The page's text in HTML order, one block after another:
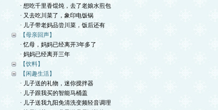
· 想吃千里香馄饨，去了老娘水煎包
· 又去吃川菜了，象印电饭锅
· 儿子带老妈品尝川菜，饭后还有
【母亲回声】
· 忆母，妈妈已经离开3年多了
· 妈妈已经离开三年
【饮料】
【闲趣生活】
· 儿子送的礼物，迷你搅拌器
· 儿子跟我买的智能马桶盖
· 儿子送我九阳免清洗变频轻音调理